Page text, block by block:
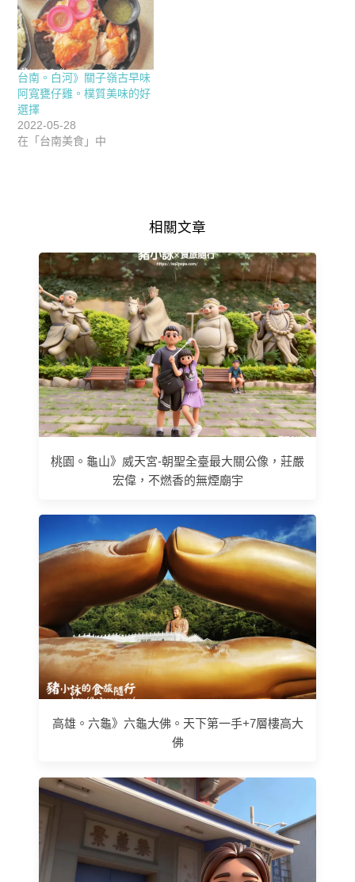
台南。白河》關子嶺古早味
阿寬甕仔雞。樸質美味的好
選擇
2022-05-28
在「台南美食」中
相關文章
桃園。龜山》威天宮-朝聖全臺最大關公像，莊嚴
宏偉，不燃香的無煙廟宇
高雄。六龜》六龜大佛。天下第一手+7層樓高大
佛